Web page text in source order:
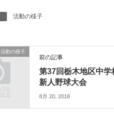
活動の様子
活動の様子
前の記事
第37回栃木地区中学
新人野球大会
8月 20, 2018